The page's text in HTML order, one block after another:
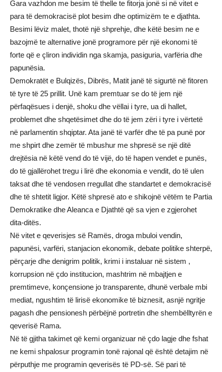
Gara vazhdon me besim të thelle te fitorja jonë si në vitet e
para të demokracisë plot besim dhe optimizëm te e djathta.
Besimi lëviz malet, thotë një shprehje, dhe këtë besim ne e
bazojmë te alternative jonë programore për një ekonomi të
forte që e çliron individin nga skamja, pasiguria, varfëria dhe
papunësia.
Demokratët e Bulqizës, Dibrës, Matit janë të sigurtë në fitoren
të tyre të 25 prillit. Unë kam premtuar se do të jem një
përfaqësues i denjë, shoku dhe vëllai i tyre, ua di hallet,
problemet dhe shqetësimet dhe do të jem zëri i tyre i vërtetë
në parlamentin shqiptar. Ata janë të varfër dhe të pa punë por
me shpirt dhe zemër të mbushur me shpresë se një ditë
drejtësia në këtë vend do të vijë, do të hapen vendet e punës,
do të gjallërohet tregu i lirë dhe ekonomia e vendit, do të ulen
taksat dhe të vendosen rregullat dhe standartet e demokracisë
dhe të shtetit ligjor. Këtë shpresë ato e shikojnë vëtëm te Partia
Demokratike dhe Aleanca e Djathtë që sa vjen e zgjerohet
dita-ditës.
Në vitet e qeverisjes së Ramës, droga mbuloi vendin,
papunësi, varfëri, stanjacion ekonomik, debate politike shterpë,
përçarje dhe denigrim politik, krimi i instaluar në sistem ,
korrupsion në çdo institucion, mashtrim në mbajtjen e
premtimeve, konçensione jo transparente, dhunë verbale mbi
mediat, ngushtim të lirisë ekonomike të biznesit, asnjë ngritje
pagash dhe pensionesh përbëjnë portretin dhe shembëlltyrën e
qeverisë Rama.
Në të gjitha takimet që kemi organizuar në çdo lagje dhe fshat
ne kemi shpalosur programin tonë rajonal që është detajim në
përputhje me programin qeverisës të PD-së. Së pari të